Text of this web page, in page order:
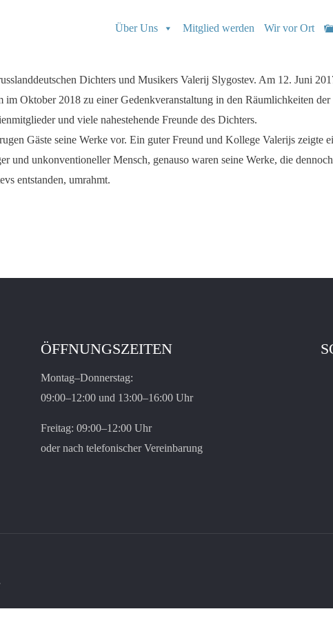
Über Uns Mitglied werden Wir vor Ort
Dichters und Musikers Valerij Slygostev. Am 12. Juni
im Oktober 2018 zu einer Gedenkveranstaltung in den Räumlichkeiten
und viele nahestehende Freunde des Dichters.
Gäste seine Werke vor. Ein guter Freund und Kollege Valerijs
und unkonventioneller Mensch, genauso waren seine Werke, die
entstanden, umrahmt.
ÖFFNUNGSZEITEN
Montag–Donnerstag:
09:00–12:00 und 13:00–16:00 Uhr
Freitag: 09:00–12:00 Uhr
oder nach telefonischer Vereinbarung